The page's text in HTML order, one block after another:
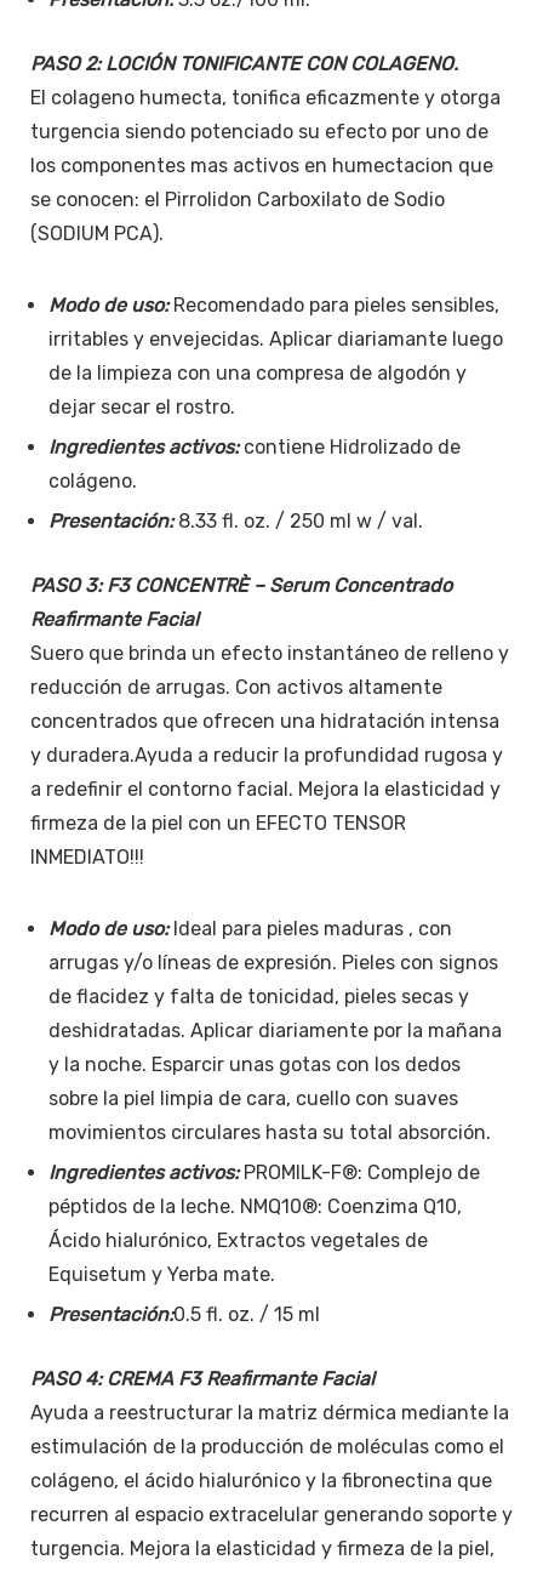
PASO 2: LOCIÓN TONIFICANTE CON COLAGENO.
El colageno humecta, tonifica eficazmente y otorga
turgencia siendo potenciado su efecto por uno de
los componentes mas activos en humectacion que
se conocen: el Pirrolidon Carboxilato de Sodio
(SODIUM PCA).
Modo de uso:Recomendado para pieles sensibles,
irritables y envejecidas. Aplicar diariamante luego
de la limpieza con una compresa de algodón y
dejar secar el rostro.
Ingredientes activos: contiene Hidrolizado de
colágeno.
Presentación:8.33 fl. oz. / 250 ml w / val.
PASO 3: F3 CONCENTRÈ – Serum Concentrado
Reafirmante Facial
Suero que brinda un efecto instantáneo de relleno y
reducción de arrugas. Con activos altamente
concentrados que ofrecen una hidratación intensa
y duradera.Ayuda a reducir la profundidad rugosa y
a redefinir el contorno facial. Mejora la elasticidad y
firmeza de la piel con un EFECTO TENSOR
INMEDIATO!!!
Modo de uso:Ideal para pieles maduras , con
arrugas y/o lí­neas de expresión. Pieles con signos
de flacidez y falta de tonicidad, pieles secas y
deshidratadas. Aplicar diariamente por la mañana
y la noche. Esparcir unas gotas con los dedos
sobre la piel limpia de cara, cuello con suaves
movimientos circulares hasta su total absorción.
Ingredientes activos:PROMILK-F®: Complejo de
péptidos de la leche. NMQ10®: Coenzima Q10,
Ácido hialurónico, Extractos vegetales de
Equisetum y Yerba mate.
Presentación:0.5 fl. oz. / 15 ml
PASO 4: CREMA F3 Reafirmante Facial
Ayuda a reestructurar la matriz dérmica mediante la
estimulación de la producción de moléculas como el
colágeno, el ácido hialurónico y la fibronectina que
recurren al espacio extracelular generando soporte y
turgencia. Mejora la elasticidad y firmeza de la piel,